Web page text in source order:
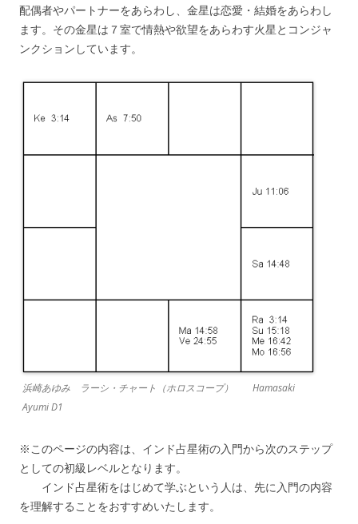
配偶者やパートナーをあらわし、金星は恋愛・結婚をあらわし
ます。その金星は７室で情熱や欲望をあらわす火星とコンジャ
ンクションしています。
浜崎あゆみ ラーシ・チャート（ホロスコープ） Hamasaki
Ayumi D1
※このページの内容は、インド占星術の入門から次のステップ
としての初級レベルとなります。
インド占星術をはじめて学ぶという人は、先に入門の内容
を理解することをおすすめいたします。